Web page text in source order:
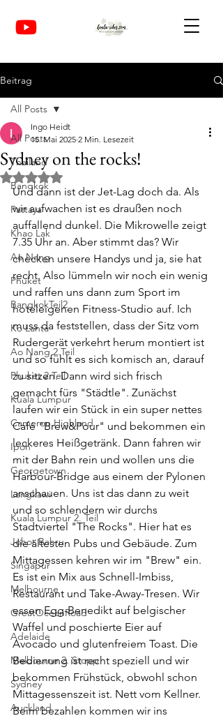
Beitrag
All Posts
Thailand
Bangkok
Pattaya
Khao Lak
Ao Nang
Phuket
BangkokTeil2
Ko Lanta
Ao Nang 2.Teil
Phuket 2.Teil
Kuala Lumpur
Cameron Highland
Ipoh
Georgetown
Langkawi
Kuala Lumpur 2. Teil
Johor Bahru
Singapur
Melbourne
GreatOceanRoad
Adelaide
Melbourne 2. Stopp
Sydney
Auckland
All Posts
Sydney on the rocks!
Ingo Heidt
15. Mai 2025 2 Min. Lesezeit
Mit NaN von 5 Sternen bewertet.
Und dann ist der Jet-Lag doch da. Als
wir aufwachen ist es draußen noch
auffallend dunkel. Die Mikrowelle zeigt
7.35 Uhr an. Aber stimmt das? Wir
checken unsere Handys und ja, sie hat
recht. Also lümmeln wir noch ein wenig
und raffen uns dann zum Sport im
hoteleigenen Fitness-Studio auf. Ich
muss da feststellen, dass der Sitz vom
Rudergerät verkehrt herum montiert ist
und so fühlt es sich komisch an, darauf
zu sitzen. Dann wird sich frisch
gemacht fürs "Städtle". Zunächst
laufen wir ein Stück in ein super nettes
Café "Brew&Pour" und bekommen ein
leckeres Heißgetränk. Dann fahren wir
mit der Bahn rein und wollen uns die
Harbour-Bridge aus einem der Pylonen
anschauen. Uns ist das dann zu weit
und so schlendern wir durchs
Stadtviertel "The Rocks". Hier hat es
die ältesten Pubs und Gebäude. Zum
Mittagessen kehren wir im "Brew" ein.
Es ist ein Mix aus Schnell-Imbiss,
Restaurant und Take-Away-Tresen. Wir
essen Egg-Benedikt auf belgischer
Waffel und poschierte Eier auf
Avocado und glutenfreiem Toast. Die
Bedienung ist recht speziell und wir
bekommen Frühstück, obwohl schon
Mittagessenszeit ist. Nett vom Kellner.
Beim bezahlen kommen wir ins